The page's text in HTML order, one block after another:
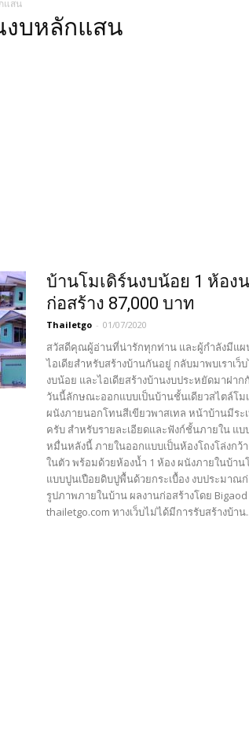
แสน
งบหลักแสน
บ้านโมเดิร์นงบน้อย 1 ห้อง
ก่อสร้าง 87,000 บาท
Thailetgo - 01/07/2020
สวัสดีคุณผู้อ่านที่น่ารักทุกท่าน และผู้กำลังมีแผ
ไอเดียสำหรับสร้างบ้านกันอยู่ กลับมาพบเราเว็
งบน้อย และไอเดียสร้างบ้านงบประหยัดมาฝา
วันนี้ลักษณะออกแบบเป็นบ้านชั้นเดียวสไตล์โม
ผนังภายนอกโทนสีเขียวพาสเทล หน้าบ้านมีระ
ครับ สำหรับรายละเอียดและฟังก์ชั้นภายใน แ
หมื่นหลังนี้ ภายในออกแบบเป็นห้องโถงโล่งก
ในตัว พร้อมด้วยห้องน้ำ 1 ห้อง ผนังภายในบ้า
แบบปูนเปือยดิบปูพื้นด้วยกระเบื้อง งบประมาณ
รูปภาพภายในบ้าน ผลงานก่อสร้างโดย
thailetgo.com ทางเว็บไม่ได้มีการรับสร้างบ้าน